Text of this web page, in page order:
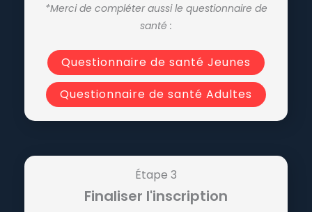
*Merci de compléter aussi le questionnaire de
santé :
Questionnaire de santé Jeunes
Questionnaire de santé Adultes
Étape 3
Finaliser l'inscription